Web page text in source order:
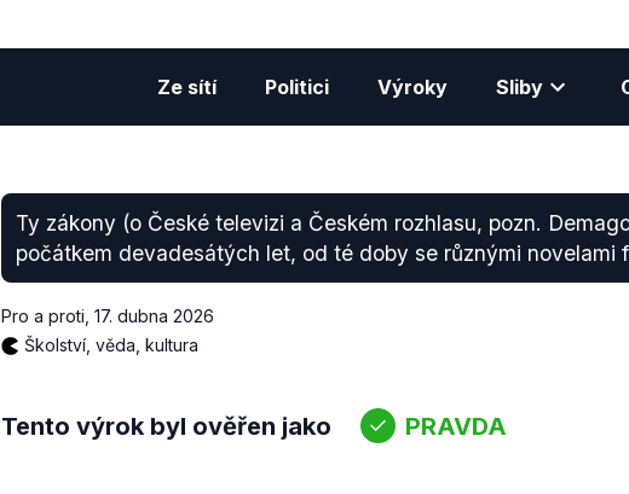
Ze sítí Politici Výroky Sliby
Ty zákony (o České televizi a Českém rozhlasu, pozn.
počátkem devadesátých let, od té doby se různými novelami
Pro a proti 17. dubna 2026
Školství, věda, kultura
Tento výrok byl ověřen jako PRAVDA